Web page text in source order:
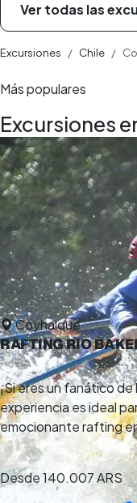
Ver todas las
Excursiones Chile
Más populares
Excursiones
Coyhaique
RAFTING RIO
¡Si eres un fanático
experiencia es ideal
emocionante rafting
Desde140.007 ARS